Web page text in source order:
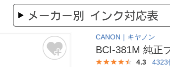
新規会員登録
お
CANON｜キヤノン
BCI-381M 純正
4.3 4323